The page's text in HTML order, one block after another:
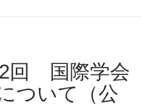
回 国際学会
ついて（公